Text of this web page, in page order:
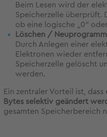
Beim Lesen wird der
Speicherzelle überprüft.
ob eine logische „0“
Löschen /
Durch Anlegen einer
Elektronen wieder
Speicherzelle gelöscht
werden.
Ein zentraler Vorteil ist, dass
Bytes selektiv geändert
gesamten Speicherbereich